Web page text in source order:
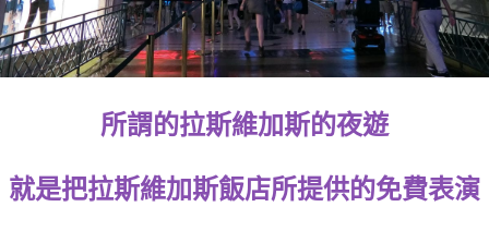
所謂的拉斯維加斯的夜遊
就是把拉斯維加斯飯店所提供的免費表演